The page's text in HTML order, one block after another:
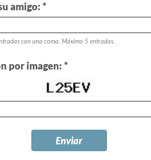
amigo: *
con una coma. Máximo 5 entradas.
por imagen: *